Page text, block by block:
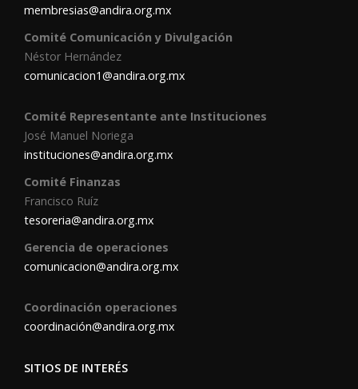
membresias@andira.org.mx
Comité Comunicación y Divulgación
Néstor Hernández
comunicacion1@andira.org.mx
Comité Representante ante Instituciones
José Manuel Noriega
instituciones@andira.org.mx
Comité Finanzas
Francisco Ruíz
tesoreria@andira.org.mx
Gerencia de operaciones
comunicacion@andira.org.mx
Coordinación operaciones
coordinación@andira.org.mx
SITIOS DE INTERÉS